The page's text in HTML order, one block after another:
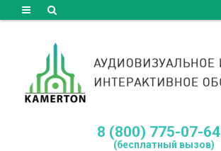
8 (800) 775-07-64
(бесплатный вызов)